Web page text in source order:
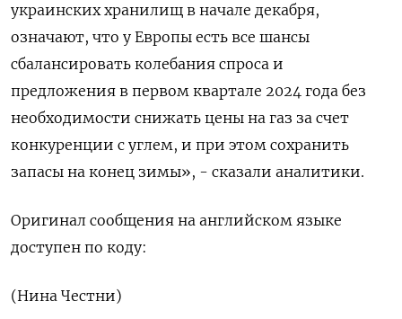
украинских хранилищ в начале декабря,
означают, что у Европы есть все шансы
сбалансировать колебания спроса и
предложения в первом квартале 2024 года без
необходимости снижать цены на газ за счет
конкуренции с углем, и при этом сохранить
запасы на конец зимы», - сказали аналитики.
Оригинал сообщения на английском языке
доступен по коду:
(Нина Честни)